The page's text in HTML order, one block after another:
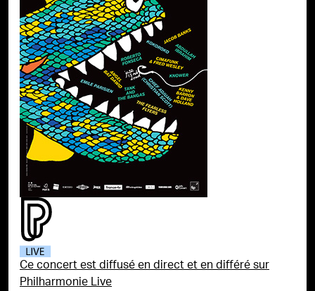
Ce concert est diffusé en direct et en différé sur
Philharmonie Live